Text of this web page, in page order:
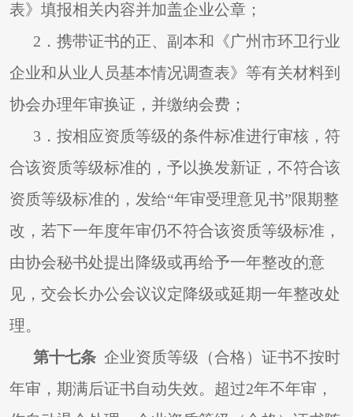
表》填报相关内容并加盖企业公章；
2 ．携带证书的正、副本和《广州市环卫行业
企业和从业人员基本情况调查表》等有关材料到
协会办理年审换证，并缴纳会费；
3 ．按相应资质等级的条件标准进行审核，符
合该资质等级标准的，予以换发新证，不符合该
资质等级标准的，发给“年审受理意见书”限期整
改，若下一年度年审仍不符合该资质等级标准，
由协会秘书处提出降级或再给予一年整改的意
见，交会长办公会议议定降级或延期一年整改处
理。
第十七条 企业资质等级（合格）证书不按时
年审，期满后证书自动失效。超过2年不年审，